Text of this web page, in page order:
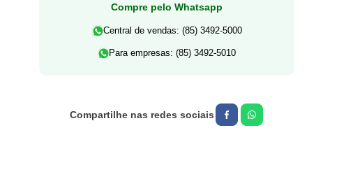
Compre pelo Whatsapp
Central de vendas: (85) 3492-5000
Para empresas: (85) 3492-5010